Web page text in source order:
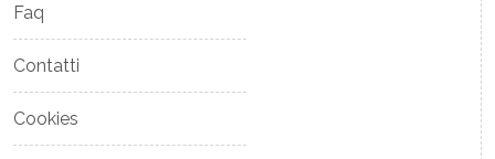
Faq
Contatti
Cookies